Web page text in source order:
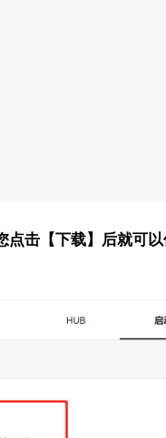
击【下载】后就可以